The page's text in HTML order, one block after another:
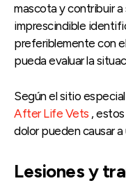
mascota y contribuir a
imprescindible
preferiblemente con
pueda evaluar la
Según el sitio
After Life Vets ,
dolor pueden causar a
Lesiones y